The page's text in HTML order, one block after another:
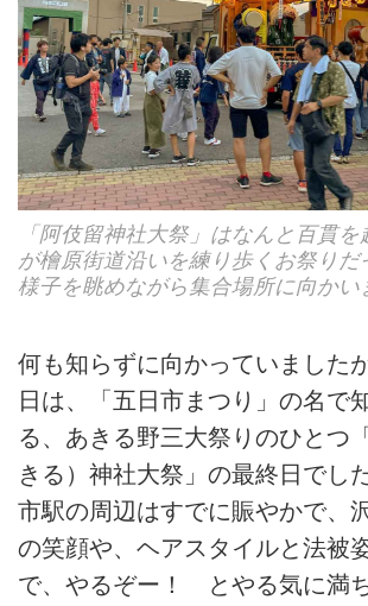
「阿伎留神社大祭」はなんと百貫
が檜原街道沿いを練り歩くお祭りだ
様子を眺めながら集合場所に向かい
何も知らずに向かっていました
日は、「五日市まつり」の名で
る、あきる野三大祭りのひとつ
きる）神社大祭」の最終日でし
市駅の周辺はすでに賑やかで、
の笑顔や、ヘアスタイルと法被
で、やるぞー！ とやる気に満